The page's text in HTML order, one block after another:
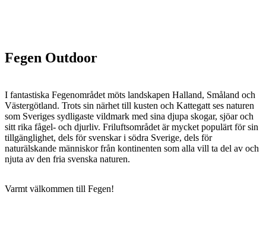
Fegen Outdoor
I fantastiska Fegenområdet möts landskapen Halland, Småland och
Västergötland. Trots sin närhet till kusten och Kattegatt ses naturen
som Sveriges sydligaste vildmark med sina djupa skogar, sjöar och
sitt rika fågel- och djurliv. Friluftsområdet är mycket populärt för sin
tillgänglighet, dels för svenskar i södra Sverige, dels för
naturälskande människor från kontinenten som alla vill ta del av och
njuta av den fria svenska naturen.
Varmt välkommen till Fegen!